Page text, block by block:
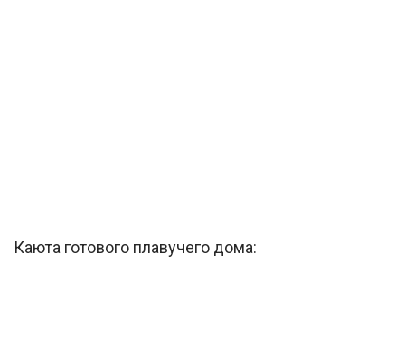
Каюта готового плавучего дома: